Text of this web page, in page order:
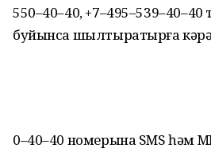
550–40–40,
буйынса шылтыратырға
0–40–40 номерына SMS һәм